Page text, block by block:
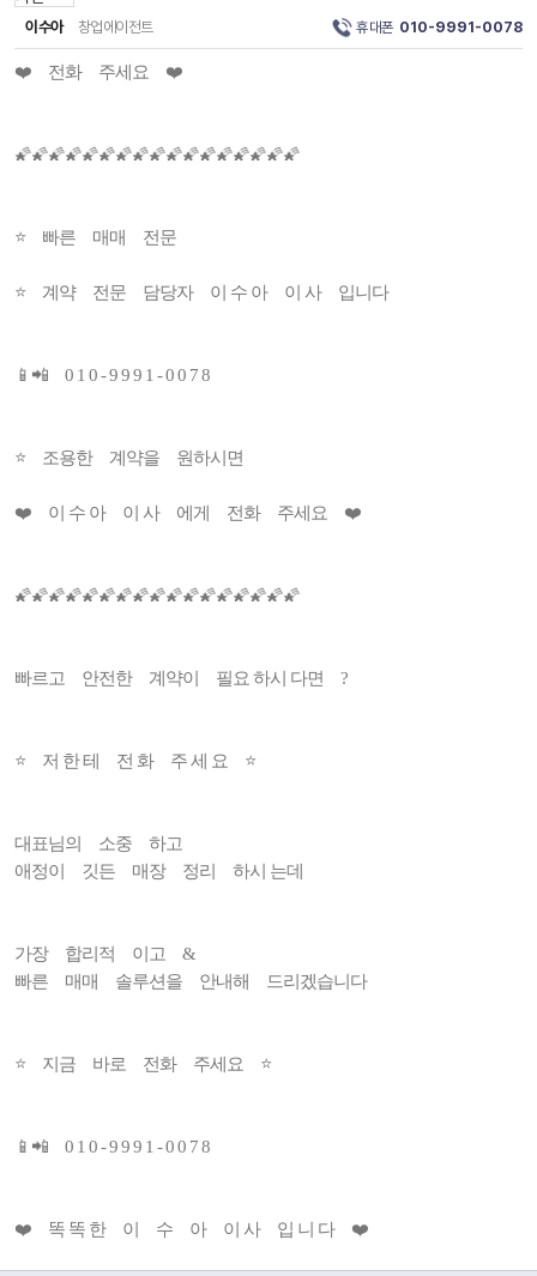
이수아 창업에이전트 휴대폰 010-9991-0078
❤️ 전화 주세요 ❤️
🌠🌠🌠🌠🌠🌠🌠🌠🌠🌠🌠🌠🌠🌠🌠🌠🌠
⭐ 빠른 매매 전문
⭐ 계약 전문 담당자 이 수 아 이 사 입니다
📱📲 0 1 0 - 9 9 9 1 - 0 0 7 8
⭐ 조용한 계약을 원하시면
❤️ 이 수 아 이 사 에게 전화 주세요 ❤️
🌠🌠🌠🌠🌠🌠🌠🌠🌠🌠🌠🌠🌠🌠🌠🌠🌠
빠르고 안전한 계약이 필요 하시 다면 ?
⭐️ 저 한 테 전 화 주 세 요 ⭐️
대표님의 소중 하고
애정이 깃든 매장 정리 하시 는데
가장 합리적 이고 &
빠른 매매 솔루션을 안내해 드리겠습니다
⭐ 지금 바로 전화 주세요 ⭐
📱📲 0 1 0 - 9 9 9 1 - 0 0 7 8
❤️ 똑 똑 한 이 수 아 이 사 입 니 다 ❤️